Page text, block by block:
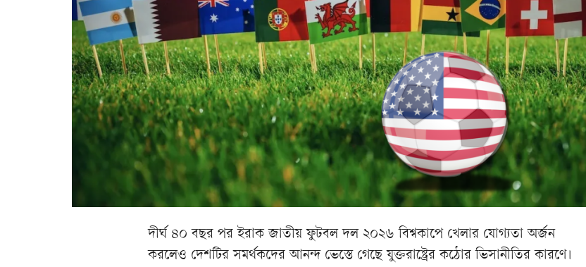
দীর্ঘ ৪০ বছর পর ইরাক জাতীয় ফুটবল দল ২০২৬ বিশ্বকাপে খেলার যোগ্যতা অর্জন
করলেও দেশটির সমর্থকদের আনন্দ ভেস্তে গেছে যুক্তরাষ্ট্রের কঠোর ভিসানীতির কারণে।